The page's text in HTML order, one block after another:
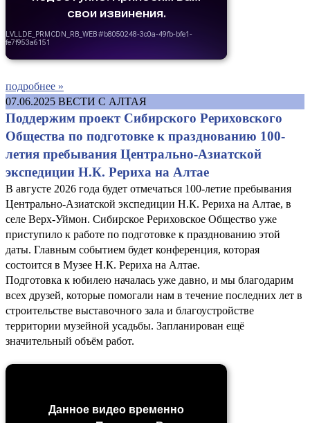
подробнее »
07.06.2025 ВЕСТИ С АЛТАЯ
Поддержим проект Сибирского Рериховского
Общества по подготовке к празднованию 100-
летия пребывания Центрально-Азиатской
экспедиции Н.К. Рериха на Алтае
В августе 2026 года будет отмечаться 100-летие пребывания
Центрально-Азиатской экспедиции Н.К. Рериха на Алтае, в
селе Верх-Уймон. Сибирское Рериховское Общество уже
приступило к работе по подготовке к празднованию этой
даты. Главным событием будет конференция, которая
состоится в Музее Н.К. Рериха на Алтае.
Подготовка к юбилею началась уже давно, и мы благодарим
всех друзей, которые помогали нам в течение последних лет в
строительстве выставочного зала и благоустройстве
территории музейной усадьбы. Запланирован ещё
значительный объём работ.